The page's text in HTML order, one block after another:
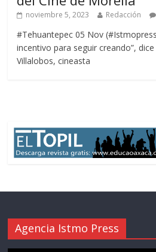
noviembre 5, 2023 Redacción
#Tehuantepec 05 Nov
incentivo para seguir creando”,
Villalobos, cineasta
Agencia Istmo Press